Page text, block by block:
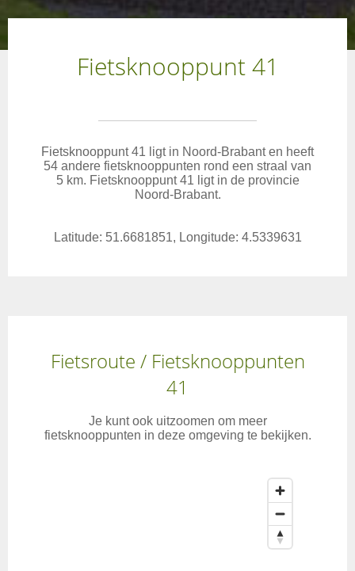
Fietsknooppunt 41
Fietsknooppunt 41 ligt in Noord-Brabant en heeft
54 andere fietsknooppunten rond een straal van
5 km. Fietsknooppunt 41 ligt in de provincie
Noord-Brabant.
Latitude: 51.6681851, Longitude: 4.5339631
Fietsroute / Fietsknooppunten
41
Je kunt ook uitzoomen om meer
fietsknooppunten in deze omgeving te bekijken.